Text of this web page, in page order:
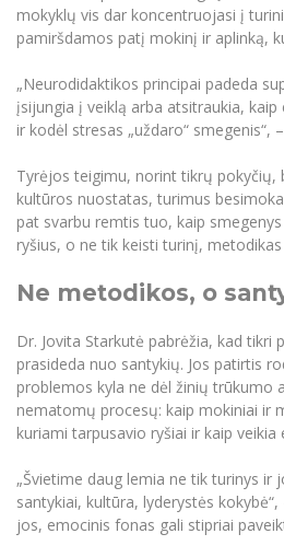
Kontaktų paieška
mokyklų vis dar koncentruojasi į
pamiršdamos patį mokinį ir aplinką,
„Neurodidaktikos principai padeda
įsijungia į veiklą arba atsitraukia,
ir kodėl stresas „uždaro“ smegenis“,
Tyrėjos teigimu, norint tikrų pokyčių,
kultūros nuostatas, turimus
pat svarbu remtis tuo, kaip
ryšius, o ne tik keisti turinį,
Ne metodikos, o
Dr. Jovita Starkutė pabrėžia, kad tikri
prasideda nuo santykių. Jos patirtis
problemos kyla ne dėl žinių trūkumo
nematomų procesų: kaip mokiniai ir
kuriami tarpusavio ryšiai ir kaip veikia
„Švietime daug lemia ne tik turinys ir
santykiai, kultūra, lyderystės
jos, emocinis fonas gali stipriai